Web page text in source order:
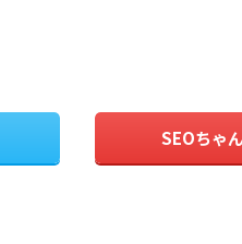
SEOちゃ